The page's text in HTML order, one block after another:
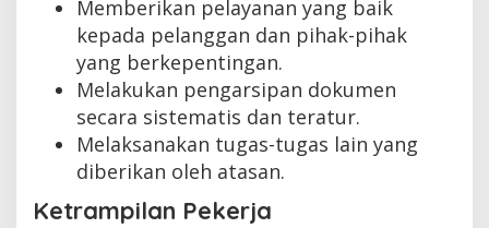
Memberikan pelayanan yang baik
kepada pelanggan dan pihak-pihak
yang berkepentingan.
Melakukan pengarsipan dokumen
secara sistematis dan teratur.
Melaksanakan tugas-tugas lain yang
diberikan oleh atasan.
Ketrampilan Pekerja